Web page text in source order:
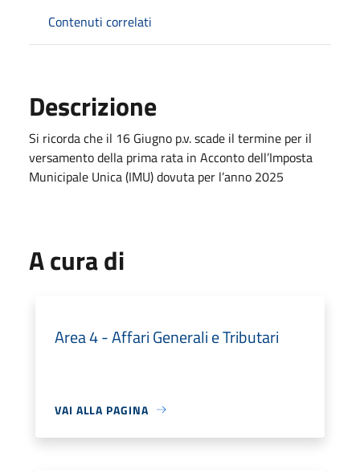
Contenuti correlati
Descrizione
Si ricorda che il 16 Giugno p.v. scade il termine per il
versamento della prima rata in Acconto dell’Imposta
Municipale Unica (IMU) dovuta per l’anno 2025
A cura di
Area 4 - Affari Generali e Tributari
VAI ALLA PAGINA